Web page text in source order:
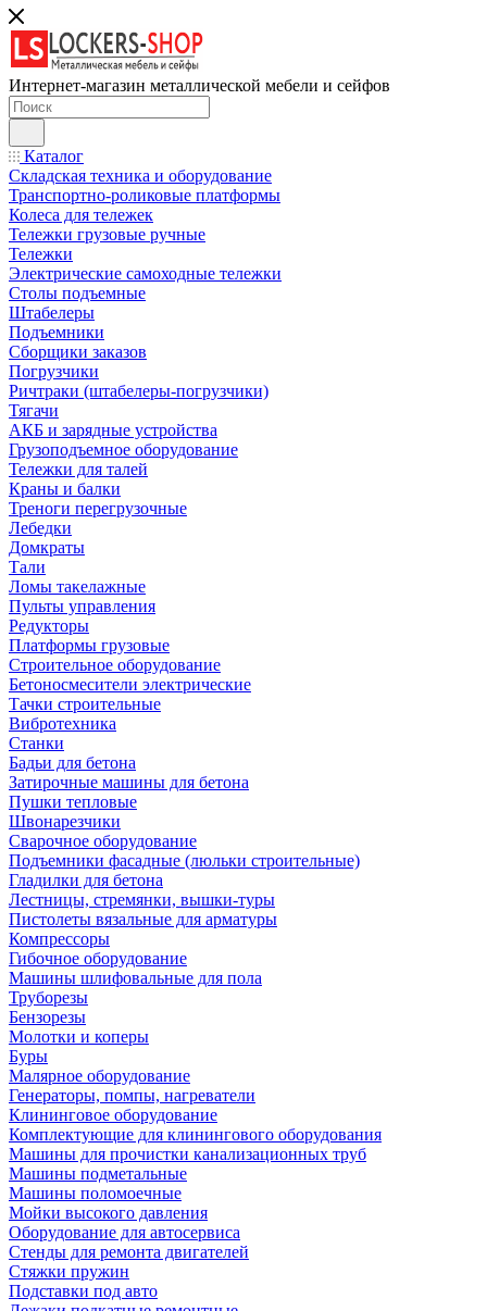
Интернет-магазин металлической мебели и сейфов
Каталог
Складская техника и оборудование
Транспортно-роликовые платформы
Колеса для тележек
Тележки грузовые ручные
Тележки
Электрические самоходные тележки
Столы подъемные
Штабелеры
Подъемники
Сборщики заказов
Погрузчики
Ричтраки (штабелеры-погрузчики)
Тягачи
АКБ и зарядные устройства
Грузоподъемное оборудование
Тележки для талей
Краны и балки
Треноги перегрузочные
Лебедки
Домкраты
Тали
Ломы такелажные
Пульты управления
Редукторы
Платформы грузовые
Строительное оборудование
Бетоносмесители электрические
Тачки строительные
Вибротехника
Станки
Бадьи для бетона
Затирочные машины для бетона
Пушки тепловые
Швонарезчики
Сварочное оборудование
Подъемники фасадные (люльки строительные)
Гладилки для бетона
Лестницы, стремянки, вышки-туры
Пистолеты вязальные для арматуры
Компрессоры
Гибочное оборудование
Машины шлифовальные для пола
Труборезы
Бензорезы
Молотки и коперы
Буры
Малярное оборудование
Генераторы, помпы, нагреватели
Клининговое оборудование
Комплектующие для клинингового оборудования
Машины для прочистки канализационных труб
Машины подметальные
Машины поломоечные
Мойки высокого давления
Оборудование для автосервиса
Стенды для ремонта двигателей
Стяжки пружин
Подставки под авто